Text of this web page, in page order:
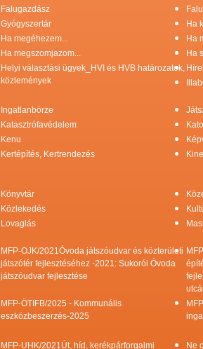
Falugazdász
Gyógyszertár
Ha
Ha megéhezem...
Ha
Ha megszomjazom...
Ha
Helyi választási ügyek_HVI és HVB határozatok,
közlemények
Ingatlanbörze
Katasztrófavédelem
Kenu
Kertépítés, Kertrendezés
Könyvtár
Közlekedés
Lovaglás
MFP-OJK/2021Óvoda játszóudvar és közterületi
játszótér fejlesztéséhez -2021: Sukorói Óvoda
játszóudvar fejlesztése
MFP-ÖTIFB/2025 - Kommunális
eszközbeszerzés-2025
MFP-UHK/2021Út, híd, kerékpárforgalmi
Ne